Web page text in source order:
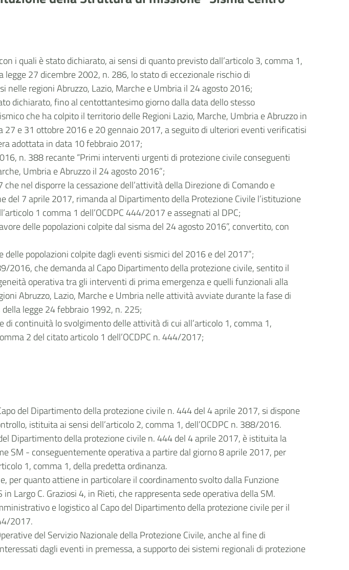
i quali è stato dichiarato, ai sensi di quanto previsto dall’articolo 3, comma 1,
27 dicembre 2002, n. 286, lo stato di eccezionale rischio di
regioni Abruzzo, Lazio, Marche e Umbria il 24 agosto 2016;
dichiarato, fino al centottantesimo giorno dalla data dello stesso
che ha colpito il territorio delle Regioni Lazio, Marche, Umbria e Abruzzo in
e 31 ottobre 2016 e 20 gennaio 2017, a seguito di ulteriori eventi verificatisi
adottata in data 10 febbraio 2017;
n. 388 recante “Primi interventi urgenti di protezione civile conseguenti
Umbria e Abruzzo il 24 agosto 2016”;
nel disporre la cessazione dell’attività della Direzione di Comando e
del 7 aprile 2017, rimanda al Dipartimento della Protezione Civile l’istituzione
1 comma 1 dell’OCDPC 444/2017 e assegnati al DPC;
delle popolazioni colpite dal sisma del 24 agosto 2016”, convertito, con
popolazioni colpite dagli eventi sismici del 2016 e del 2017”;
2016, che demanda al Capo Dipartimento della protezione civile, sentito il
operativa tra gli interventi di prima emergenza e quelli funzionali alla
Abruzzo, Lazio, Marche e Umbria nelle attività avviate durante la fase di
legge 24 febbraio 1992, n. 225;
di continuità lo svolgimento delle attività di cui all’articolo 1, comma 1,
2 del citato articolo 1 dell’OCDPC n. 444/2017;
del Dipartimento della protezione civile n. 444 del 4 aprile 2017, si dispone
istituita ai sensi dell’articolo 2, comma 1, dell’OCDPC n. 388/2016.
Dipartimento della protezione civile n. 444 del 4 aprile 2017, è istituita la
SM - conseguentemente operativa a partire dal giorno 8 aprile 2017, per
1, comma 1, della predetta ordinanza.
per quanto attiene in particolare il coordinamento svolto dalla Funzione
Largo C. Graziosi 4, in Rieti, che rappresenta sede operativa della SM.
e logistico al Capo del Dipartimento della protezione civile per il
2017.
del Servizio Nazionale della Protezione Civile, anche al fine di
dagli eventi in premessa, a supporto dei sistemi regionali di protezione